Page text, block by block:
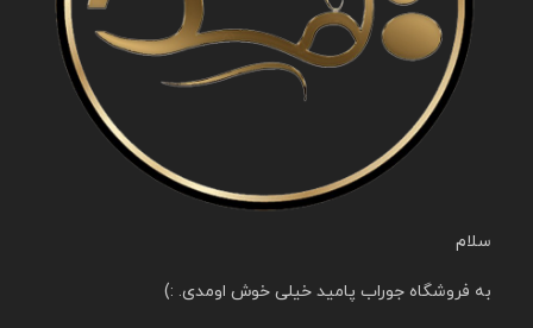
سلام
به فروشگاه جوراب پامید خیلی خوش اومدی. :)